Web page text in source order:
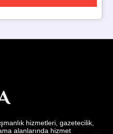
hizmetleri, gazetecilik,
alanlarında hizmet